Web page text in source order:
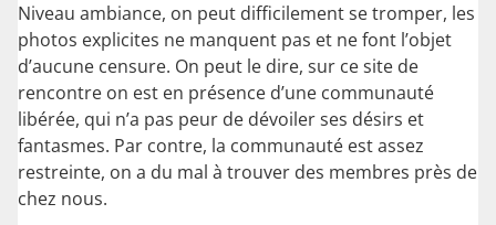
Niveau ambiance, on peut difficilement se tromper, les
photos explicites ne manquent pas et ne font l’objet
d’aucune censure. On peut le dire, sur ce site de
rencontre on est en présence d’une communauté
libérée, qui n’a pas peur de dévoiler ses désirs et
fantasmes. Par contre, la communauté est assez
restreinte, on a du mal à trouver des membres près de
chez nous.